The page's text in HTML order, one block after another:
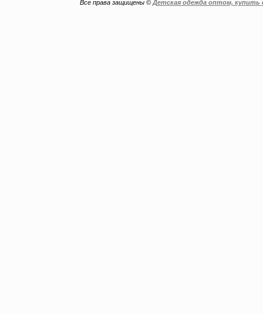
Все права защищены © Детская одежда оптом,